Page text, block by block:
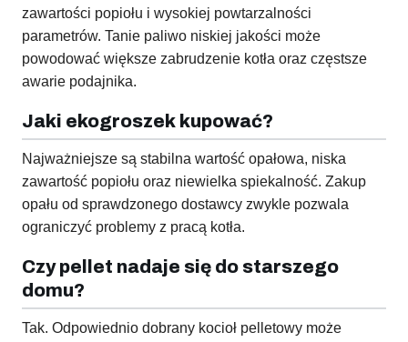
zawartości popiołu i wysokiej powtarzalności
parametrów. Tanie paliwo niskiej jakości może
powodować większe zabrudzenie kotła oraz częstsze
awarie podajnika.
Jaki ekogroszek kupować?
Najważniejsze są stabilna wartość opałowa, niska
zawartość popiołu oraz niewielka spiekalność. Zakup
opału od sprawdzonego dostawcy zwykle pozwala
ograniczyć problemy z pracą kotła.
Czy pellet nadaje się do starszego
domu?
Tak. Odpowiednio dobrany kocioł pelletowy może